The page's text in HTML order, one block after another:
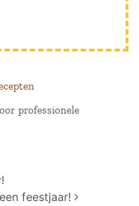
professionele
feestjaar!